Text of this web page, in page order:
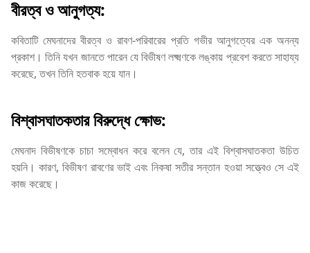
বীরত্ব ও আনুগত্য:
কবিতাটি মেঘনাদের বীরত্ব ও রাবণ-পরিবারের প্রতি গভীর আনুগত্যের এক অনন্য
প্রকাশ। তিনি যখন জানতে পারেন যে বিভীষণ লক্ষ্মণকে লঙ্কায় প্রবেশ করতে সাহায্য
করেছে, তখন তিনি হতবাক হয়ে যান।
বিশ্বাসঘাতকতার বিরুদ্ধে ক্ষোভ:
মেঘনাদ বিভীষণকে চাচা সম্বোধন করে বলেন যে, তার এই বিশ্বাসঘাতকতা উচিত
হয়নি। কারণ, বিভীষণ রাবণের ভাই এবং নিকষা সতীর সন্তান হওয়া সত্ত্বেও সে এই
কাজ করেছে।